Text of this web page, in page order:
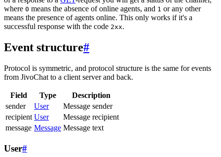
where 0 means the absence of online agents, and 1 or any other
means the presence of agents online. This only works if it's a
successful response with the code 2xx.
Event structure#
Protocol is symmetric, and protocol structure is the same for events
from JivoChat to a client server and back.
Field Type
Description
sender
User
Message sender
recipient User
Message recipient
message Message Message text
User#